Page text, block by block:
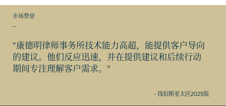
市场赞誉
"康德明律师事务所技术能力高超，能提供客户导向
的建议。他们反应迅速，并在提供建议和后续行动
期间专注理解客户需求。"
- 钱伯斯亚太区2025版